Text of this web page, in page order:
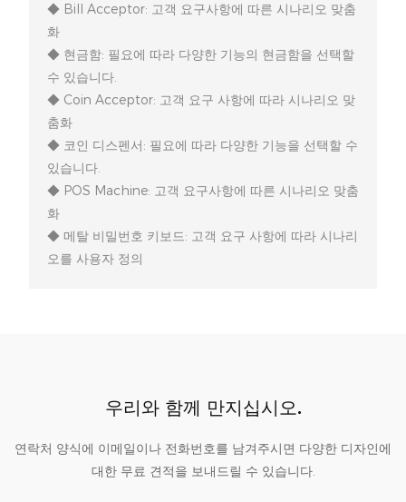
◆ Bill Acceptor: 고객 요구사항에 따른 시나리오 맞춤
화
◆ 현금함: 필요에 따라 다양한 기능의 현금함을 선택할
수 있습니다.
◆ Coin Acceptor: 고객 요구 사항에 따라 시나리오 맞
춤화
◆ 코인 디스펜서: 필요에 따라 다양한 기능을 선택할 수
있습니다.
◆ POS Machine: 고객 요구사항에 따른 시나리오 맞춤
화
◆ 메탈 비밀번호 키보드: 고객 요구 사항에 따라 시나리
오를 사용자 정의
우리와 함께 만지십시오.
연락처 양식에 이메일이나 전화번호를 남겨주시면 다양한 디자인에
대한 무료 견적을 보내드릴 수 있습니다.